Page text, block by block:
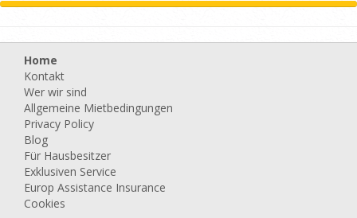
Home
Kontakt
Wer wir sind
Allgemeine Mietbedingungen
Privacy Policy
Blog
Für Hausbesitzer
Exklusiven Service
Europ Assistance Insurance
Cookies